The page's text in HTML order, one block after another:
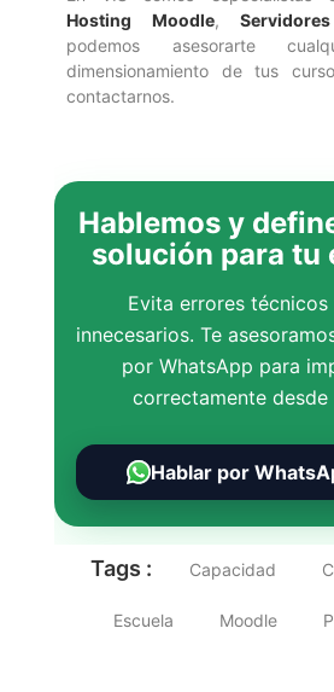
Hosting Moodle,
podemos asesorarte
dimensionamiento de tus
contactarnos.
Hablemos y
solución para tu
Evita errores
innecesarios. Te
por WhatsApp para
correctamente desde
Hablar por
Tags : Capacidad
Escuela Moodle